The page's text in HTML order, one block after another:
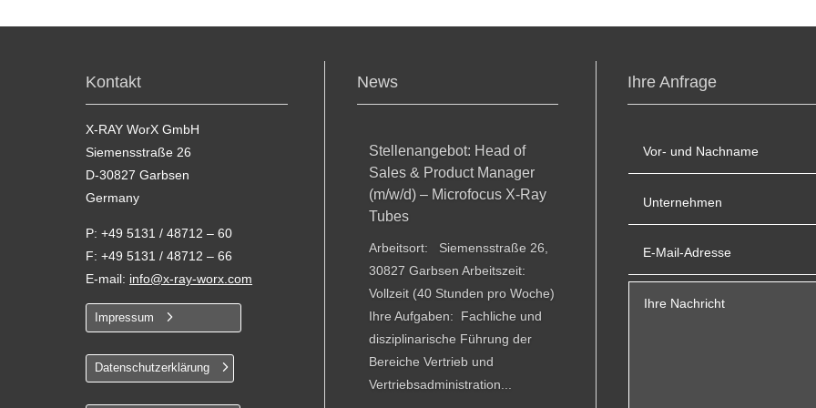
Kontakt
X-RAY WorX GmbH
Siemensstraße 26
D-30827 Garbsen
Germany
P: +49 5131 / 48712 – 60
F: +49 5131 / 48712 – 66
E-mail: info@x-ray-worx.com
Impressum
Datenschutzerklärung
News
Stellenangebot: Head of
Sales & Product Manager
(m/w/d) – Microfocus X-Ray
Tubes
Arbeitsort: Siemensstraße 26,
30827 Garbsen Arbeitszeit:
Vollzeit (40 Stunden pro Woche)
Ihre Aufgaben: Fachliche und
disziplinarische Führung der
Bereiche Vertrieb und
Vertriebsadministration...
Ihre Anfrage